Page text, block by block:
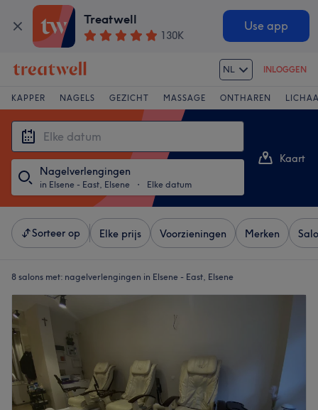
Treatwell
130K
Use app
NL INLOGGEN
KAPPER NAGELS GEZICHT MASSAGE ONTHAREN
Nagelverlengingen
in Elsene - East, Elsene ・ Elke datum
Kaart
Sorteer op Elke prijs Voorzieningen Merken
8 salons met: nagelverlengingen in Elsene - East, Elsene